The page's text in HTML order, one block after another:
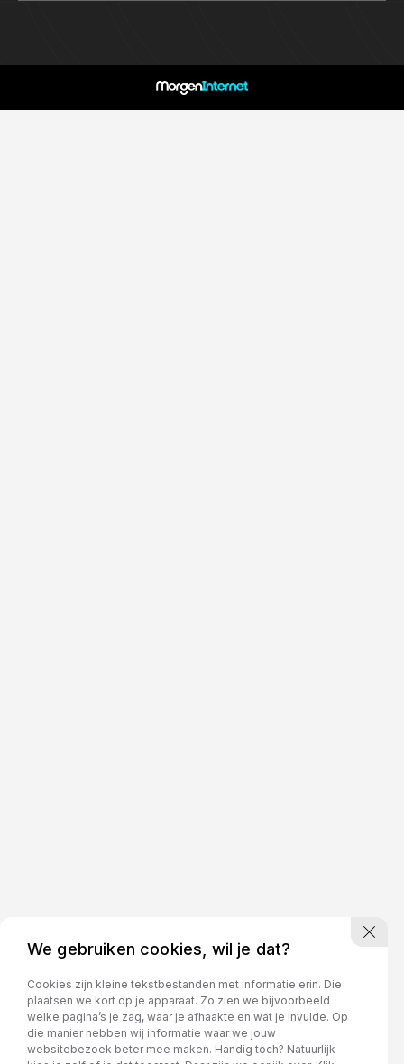
We gebruiken cookies, wil je dat?
Cookies zijn kleine tekstbestanden met informatie erin. Die
plaatsen we kort op je apparaat. Zo zien we bijvoorbeeld
welke pagina’s je zag, waar je afhaakte en wat je invulde. Op
die manier hebben wij informatie waar we jouw
websitebezoek beter mee maken. Handig toch? Natuurlijk